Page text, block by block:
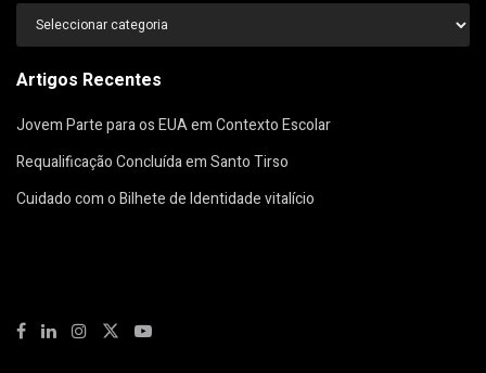
Categorias
Artigos Recentes
Jovem Parte para os EUA em Contexto Escolar
Requalificação Concluída em Santo Tirso
Cuidado com o Bilhete de Identidade vitalício